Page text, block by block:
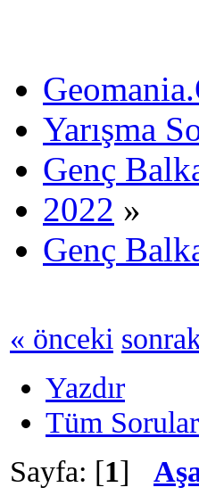
Yarışma
Genç
2022 »
Genç
« önceki
Yazdır
Tüm Sorular
Sayfa: [1]